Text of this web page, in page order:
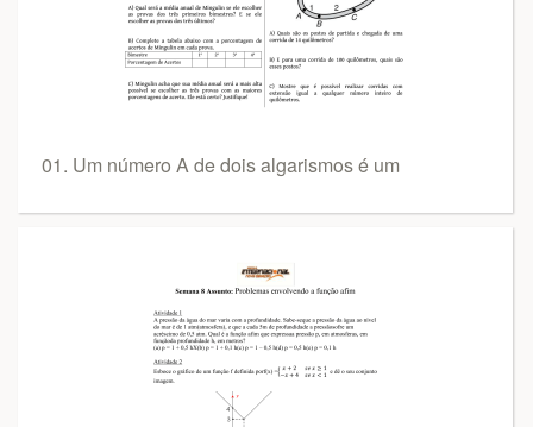
01. Um número A de dois algarismos é um